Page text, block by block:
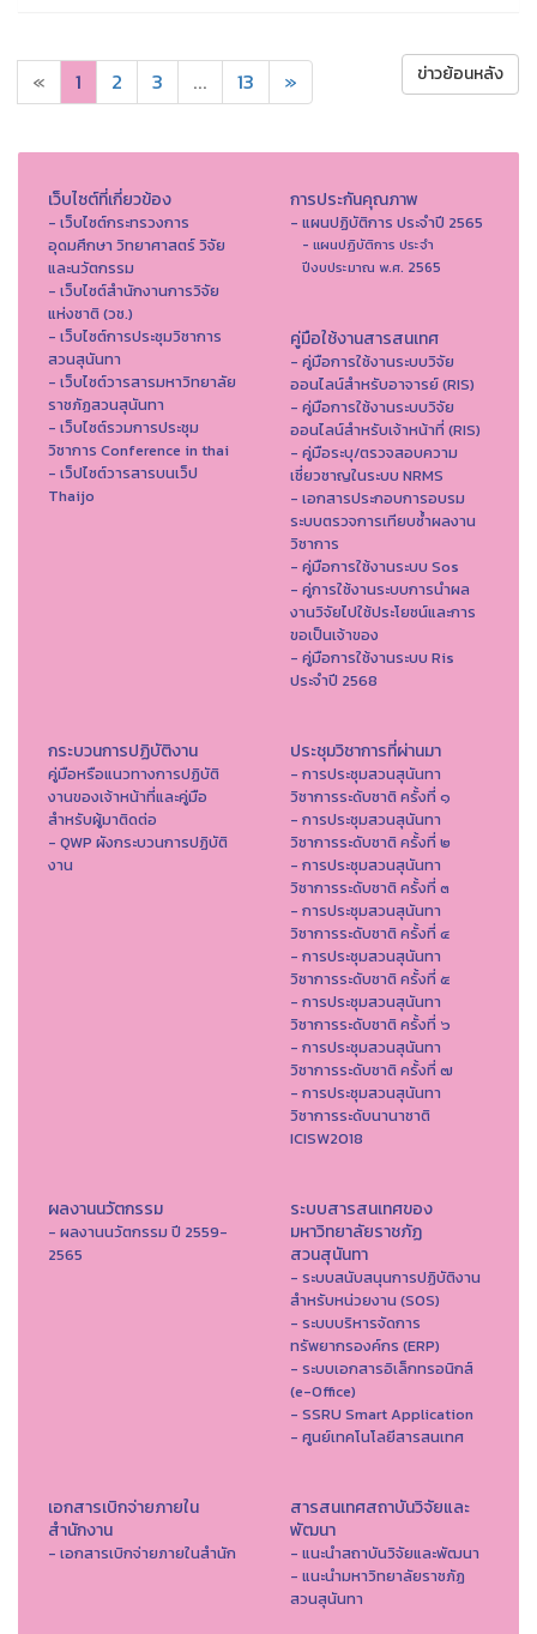
« 1 2 3 ... 13 » ข่าวย้อนหลัง
เว็บไซต์ที่เกี่ยวข้อง
- เว็บไซต์กระทรวงการ
อุดมศึกษา วิทยาศาสตร์ วิจัย
และนวัตกรรม
- เว็บไซต์สำนักงานการวิจัย
แห่งชาติ (วช.)
- เว็บไซต์การประชุมวิชาการ
สวนสุนันทา
- เว็บไซต์วารสารมหาวิทยาลัย
ราชภัฏสวนสุนันทา
- เว็บไซต์รวมการประชุม
วิชาการ Conference in thai
- เว็ปไซต์วารสารบนเว็ป
Thaijo
การประกันคุณภาพ
- แผนปฏิบัติการ ประจำปี 2565
- แผนปฏิบัติการ ประจำ
ปีงบประมาณ พ.ศ. 2565
คู่มือใช้งานสารสนเทศ
- คู่มือการใช้งานระบบวิจัย
ออนไลน์สำหรับอาจารย์ (RIS)
- คู่มือการใช้งานระบบวิจัย
ออนไลน์สำหรับเจ้าหน้าที่ (RIS)
- คู่มือระบุ/ตรวจสอบความ
เชี่ยวชาญในระบบ NRMS
- เอกสารประกอบการอบรม
ระบบตรวจการเทียบซ้ำผลงาน
วิชาการ
- คู่มือการใช้งานระบบ Sos
- คู่การใช้งานระบบการนำผล
งานวิจัยไปใช้ประโยชน์และการ
ขอเป็นเจ้าของ
- คู่มือการใช้งานระบบ Ris
ประจำปี 2568
กระบวนการปฏิบัติงาน
คู่มือหรือแนวทางการปฏิบัติ
งานของเจ้าหน้าที่และคู่มือ
สำหรับผู้มาติดต่อ
- QWP ผังกระบวนการปฏิบัติ
งาน
ประชุมวิชาการที่ผ่านมา
- การประชุมสวนสุนันทา
วิชาการระดับชาติ ครั้งที่ ๑
- การประชุมสวนสุนันทา
วิชาการระดับชาติ ครั้งที่ ๒
- การประชุมสวนสุนันทา
วิชาการระดับชาติ ครั้งที่ ๓
- การประชุมสวนสุนันทา
วิชาการระดับชาติ ครั้งที่ ๔
- การประชุมสวนสุนันทา
วิชาการระดับชาติ ครั้งที่ ๕
- การประชุมสวนสุนันทา
วิชาการระดับชาติ ครั้งที่ ๖
- การประชุมสวนสุนันทา
วิชาการระดับชาติ ครั้งที่ ๗
- การประชุมสวนสุนันทา
วิชาการระดับนานาชาติ
ICISW2018
ผลงานนวัตกรรม
- ผลงานนวัตกรรม ปี 2559-
2565
ระบบสารสนเทศของ
มหาวิทยาลัยราชภัฏ
สวนสุนันทา
- ระบบสนับสนุนการปฏิบัติงาน
สำหรับหน่วยงาน (SOS)
- ระบบบริหารจัดการ
ทรัพยากรองค์กร (ERP)
- ระบบเอกสารอิเล็กทรอนิกส์
(e-Office)
- SSRU Smart Application
- ศูนย์เทคโนโลยีสารสนเทศ
เอกสารเบิกจ่ายภายใน
สำนักงาน
- เอกสารเบิกจ่ายภายในสำนัก
สารสนเทศสถาบันวิจัยและ
พัฒนา
- แนะนำสถาบันวิจัยและพัฒนา
- แนะนำมหาวิทยาลัยราชภัฏ
สวนสุนันทา